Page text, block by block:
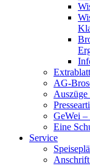
AG-
Auszüge
GeWei
Eine
Service